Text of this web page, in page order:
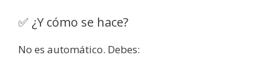
✅ ¿Y cómo se hace?
No es automático. Debes: